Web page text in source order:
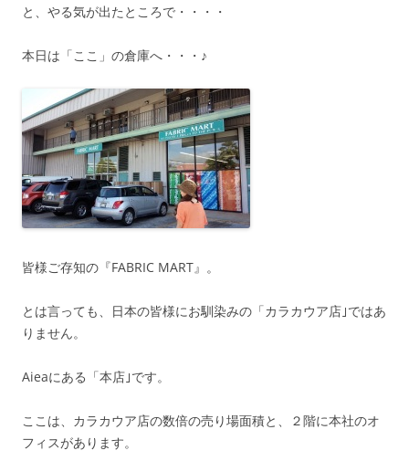
と、やる気が出たところで・・・・
本日は「ここ」の倉庫へ・・・♪
皆様ご存知の『FABRIC MART』。
とは言っても、日本の皆様にお馴染みの「カラカウア店｣ではあ
りません。
Aieaにある「本店｣です。
ここは、カラカウア店の数倍の売り場面積と、２階に本社のオ
フィスがあります。